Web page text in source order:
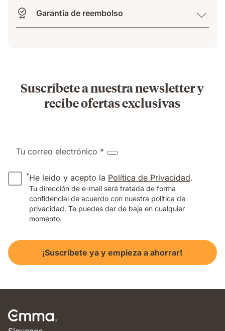
Garantía de reembolso
Suscríbete a nuestra newsletter y
recibe ofertas exclusivas
Tu correo electrónico *
*He leído y acepto la Política de Privacidad.
Tu dirección de e-mail será tratada de forma
confidencial de acuerdo con nuestra política de
privacidad. Te puedes dar de baja en cualquier
momento.
¡Suscríbete ya y empieza a ahorrar!